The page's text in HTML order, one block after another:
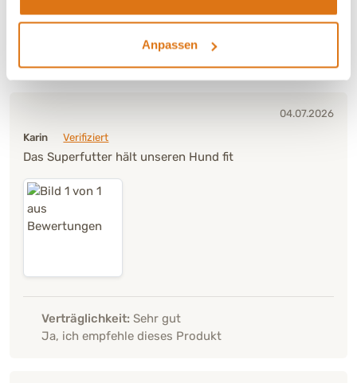
Anpassen
Sehr gut
04.07.2026
Karin
Verifiziert
Das Superfutter hält unseren Hund fit
Verträglichkeit: Sehr gut
Ja, ich empfehle dieses Produkt